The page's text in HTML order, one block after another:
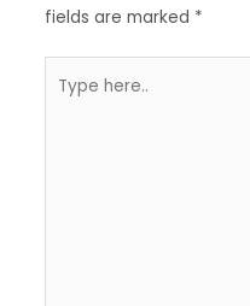
fields are marked *